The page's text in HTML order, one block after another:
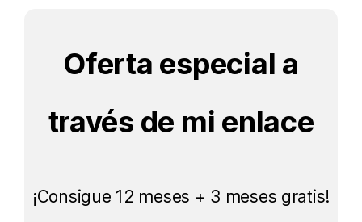
Oferta especial a
través de mi enlace
¡Consigue 12 meses + 3 meses gratis!